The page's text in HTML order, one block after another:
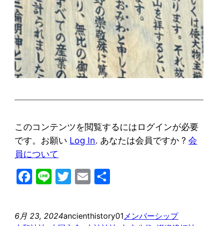
このコンテンツを閲覧するにはログインが必要
です。お願い Log In. あなたは会員ですか ?会
員について
Facebook
LineTwitter
Email
6月 23, 2024ancienthistory01メンバーシップ